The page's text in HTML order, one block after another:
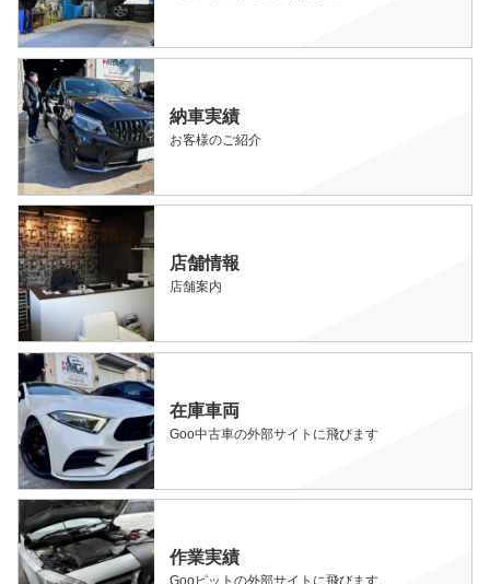
納車実績
お客様のご紹介
店舗情報
店舗案内
在庫車両
Goo中古車の外部サイトに飛びます
作業実績